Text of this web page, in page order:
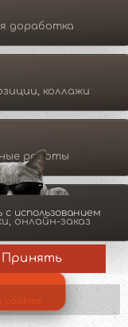
доработка
коллажи
работы
онлайн-заказ
использованием
Принять
cookies